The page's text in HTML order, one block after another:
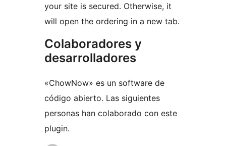
your site is secured. Otherwise, it
will open the ordering in a new tab.
Colaboradores y
desarrolladores
«ChowNow» es un software de
código abierto. Las siguientes
personas han colaborado con este
plugin.